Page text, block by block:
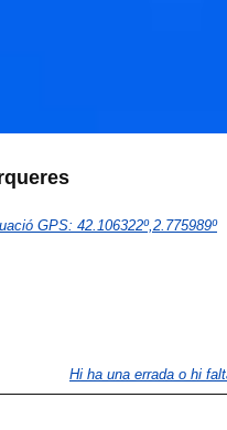
GPS: 42.106322º,2.775989º
Hi ha una errada o hi